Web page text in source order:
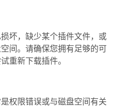
坏，缺少某个插件文件，或
间。请确保您拥有足够的可
重新下载插件。
权限错误或与磁盘空间有关